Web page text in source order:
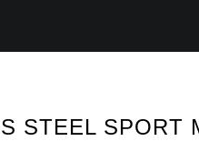
STEEL SPORT